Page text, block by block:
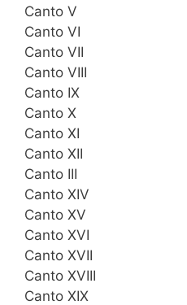
Canto V
Canto VI
Canto VII
Canto VIII
Canto IX
Canto X
Canto XI
Canto XII
Canto III
Canto XIV
Canto XV
Canto XVI
Canto XVII
Canto XVIII
Canto XIX